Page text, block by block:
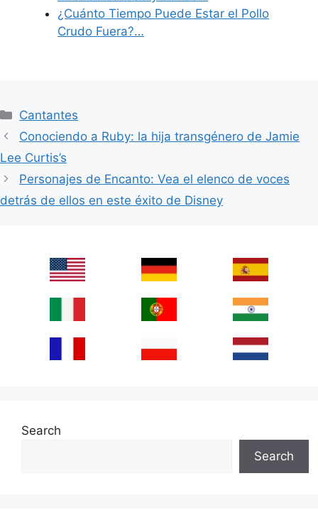
¿Cuánto Tiempo Puede Estar el Pollo
Crudo Fuera?…
Categories
Cantantes
Conociendo a Ruby: la hija transgénero de Jamie
Lee Curtis’s
Personajes de Encanto: Vea el elenco de voces
detrás de ellos en este éxito de Disney
Search
Search